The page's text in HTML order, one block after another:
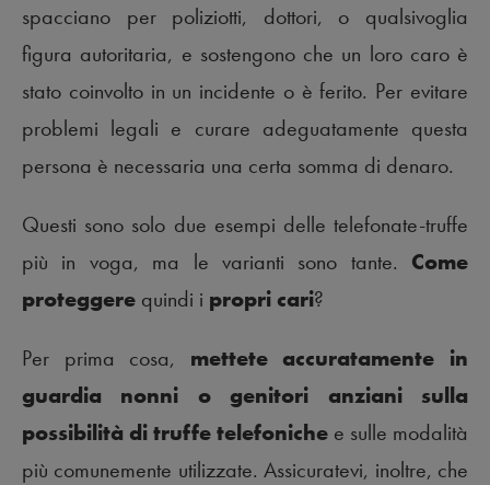
spacciano per poliziotti, dottori, o qualsivoglia
figura autoritaria, e sostengono che un loro caro è
stato coinvolto in un incidente o è ferito. Per evitare
problemi legali e curare adeguatamente questa
persona è necessaria una certa somma di denaro.
Questi sono solo due esempi delle telefonate-truffe
più in voga, ma le varianti sono tante. Come
proteggere quindi i propri cari?
Per prima cosa, mettete accuratamente in
guardia nonni o genitori anziani sulla
possibilità di truffetelefoniche e sulle modalità
più comunemente utilizzate. Assicuratevi, inoltre, che